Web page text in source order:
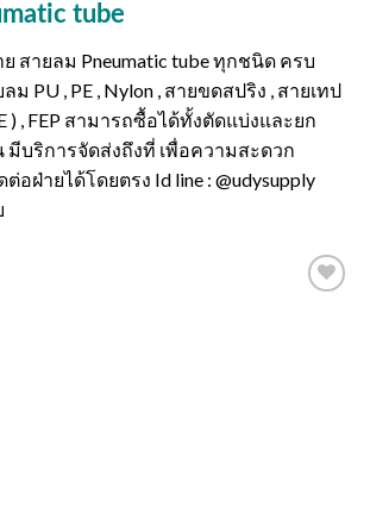
tube
สายลม Pneumatic tube ทุกชนิด ครบ
ม PU , PE , Nylon , สายขดสปริง , สายเทป
) , FEP สามารถซื้อได้ทั้งตัดแบ่งและยก
มีบริการจัดส่งถึงที่ เพื่อความสะดวก
อฝ่ายได้โดยตรง Id line : @udysupply